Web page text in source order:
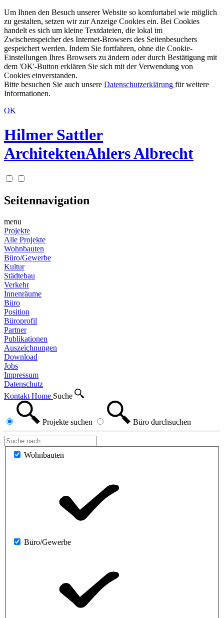
Um Ihnen den Besuch unserer Website so komfortabel wie möglich
zu gestalten, setzen wir zur Anzeige Cookies ein. Bei Cookies
handelt es sich um kleine Textdateien, die lokal im
Zwischenspeicher des Internet-Browsers des Seitenbesuchers
gespeichert werden. Indem Sie fortfahren, ohne die Cookie-
Einstellungen Ihres Browsers zu ändern oder durch Bestätigung mit
dem 'OK'-Button erklären Sie sich mit der Verwendung von
Cookies einverstanden.
Bitte besuchen Sie auch unsere Datenschutzerklärung für weitere
Informationen.
OK
Hilmer Sattler
ArchitektenAhlers Albrecht
Seitennavigation
menu
Projekte
Alle Projekte
Wohnbauten
Büro/Gewerbe
Kultur
Städtebau
Verkehr
Innenräume
Büro
Position
Büroprofil
Partner
Publikationen
Auszeichnungen
Download
Jobs
Impressum
Datenschutz
Kontakt Home Suche
Projekte suchen Büro durchsuchen
Wohnbauten
Büro/Gewerbe